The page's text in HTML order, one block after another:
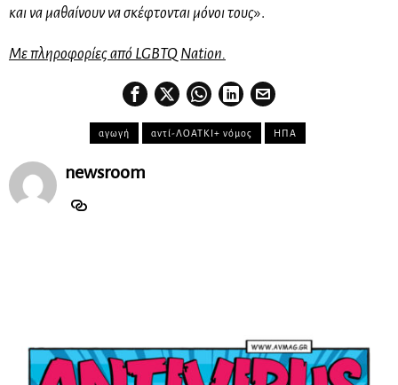
και να μαθαίνουν να σκέφτονται μόνοι τους».
Με πληροφορίες από LGBTQ Nation.
αγωγή αντί-ΛΟΑΤΚΙ+ νόμος ΗΠΑ
newsroom